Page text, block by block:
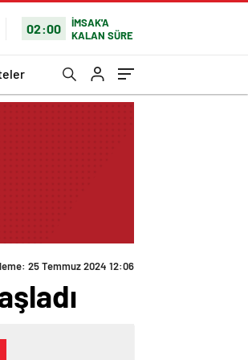
02:00
İMSAK'A
KALAN SÜRE
25 Temmuz 2024 12:06